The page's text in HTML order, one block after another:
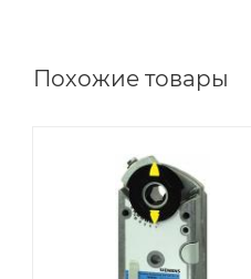
Похожие товары